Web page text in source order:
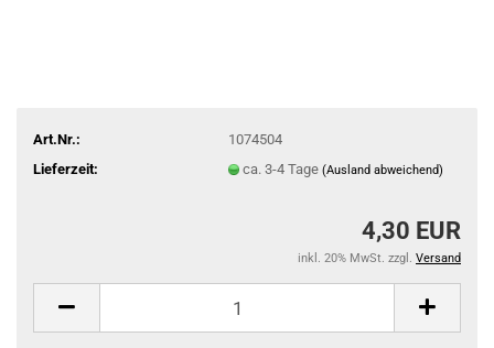
Art.Nr.:
1074504
Lieferzeit:
ca. 3-4 Tage (Ausland abweichend)
4,30 EUR
inkl. 20% MwSt. zzgl. Versand